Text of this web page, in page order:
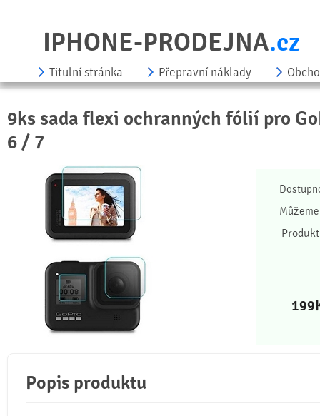
IPHONE-PRODEJNA.cz
Titulní stránka Přepravní náklady
9ks sada flexi ochranných fólií pro
6 / 7
199
Popis produktu